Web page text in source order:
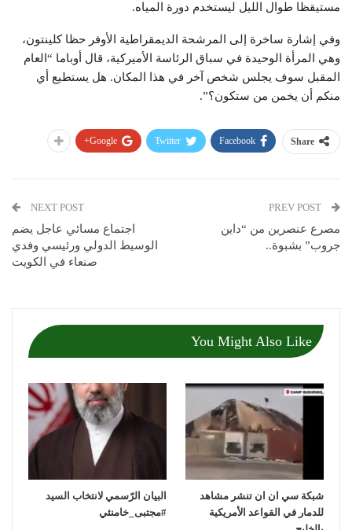
مستيقظا طوال الليل ليستخدم دورة المياه.
وفي إشارة ساخرة إلى المرشحة الديمقراطية الأوفر حظا كلينتون،
وهي المرأة الوحيدة في سباق الرئاسة الأميركية، قال أوباما “العام
المقبل سوف يجلس شخص آخر في هذا المكان. هل يستطيع أي
منكم أن يخمن من ستكون؟”.
Share
Facebook
Twitter
Google+
مصرع عنصرين من “داين
جروب” بشبوة..
NEXT POST
اجتماع مسائي عاجل يضم
الوسيط الدولي ورئيسي وفدي
صنعاء في الكويت
You Might Also Like
شبكة سي ان ان تنشر مشاهد
للدمار في القواعد الأمريكية
‏البيان الرّسمي لانتخاب السيد